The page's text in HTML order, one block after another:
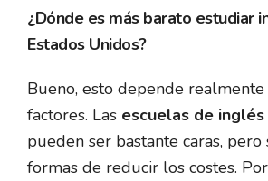
¿Dónde es más barato estudiar
Estados Unidos?
Bueno, esto depende
factores. Las escuelas de inglés
pueden ser bastante caras, pero
formas de reducir los costes.